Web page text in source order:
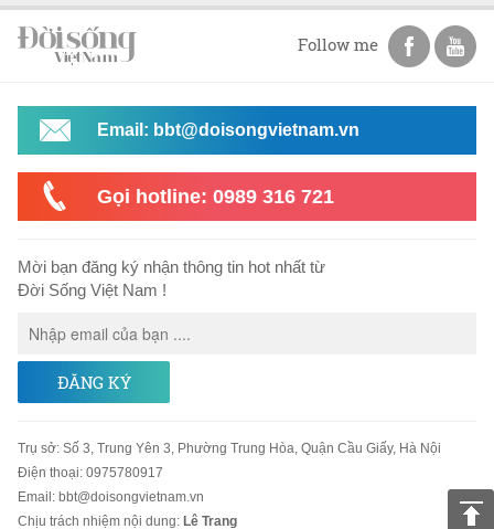
Follow me
Email: bbt@doisongvietnam.vn
Gọi hotline: 0989 316 721
Mời bạn đăng ký nhận thông tin hot nhất từ
Đời Sống Việt Nam !
ĐĂNG KÝ
Trụ sở: Số 3, Trung Yên 3, Phường Trung Hòa, Quận Cầu Giấy, Hà Nội
Điện thoại: 0975780917
Email : bbt@doisongvietnam.vn
Chịu trách nhiệm nội dung: Lê Trang